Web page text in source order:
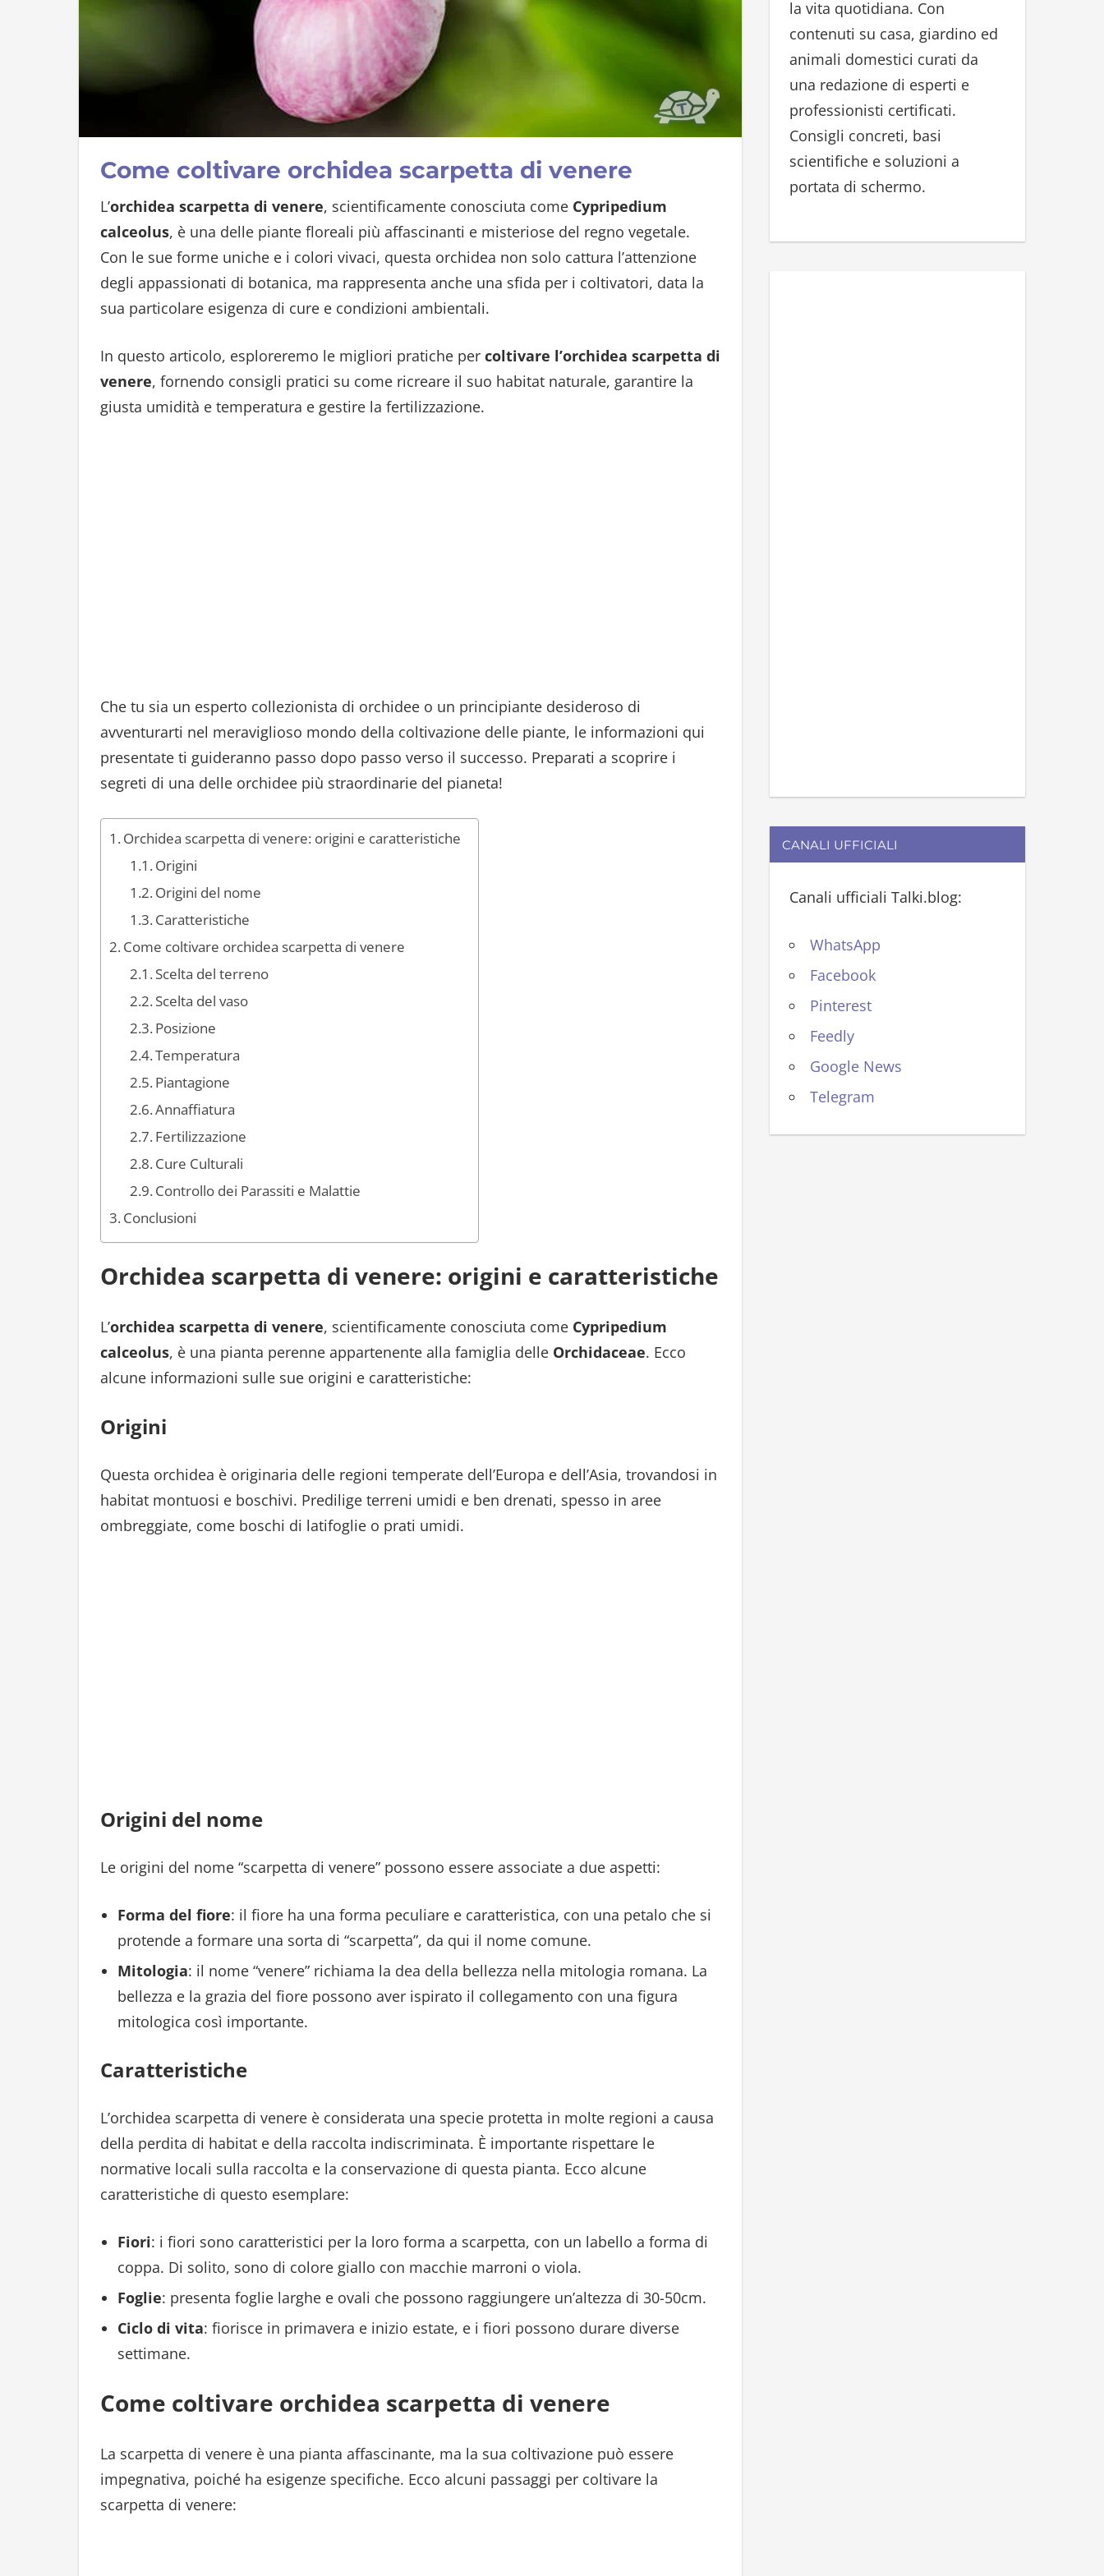
Come coltivare orchidea scarpetta di venere
L’orchidea scarpetta di venere, scientificamente conosciuta come Cypripedium
calceolus, è una delle piante floreali più affascinanti e misteriose del regno vegetale.
Con le sue forme uniche e i colori vivaci, questa orchidea non solo cattura l’attenzione
degli appassionati di botanica, ma rappresenta anche una sfida per i coltivatori, data la
sua particolare esigenza di cure e condizioni ambientali.
In questo articolo, esploreremo le migliori pratiche per coltivare l’orchidea scarpetta di
venere, fornendo consigli pratici su come ricreare il suo habitat naturale, garantire la
giusta umidità e temperatura e gestire la fertilizzazione.
Che tu sia un esperto collezionista di orchidee o un principiante desideroso di
avventurarti nel meraviglioso mondo della coltivazione delle piante, le informazioni qui
presentate ti guideranno passo dopo passo verso il successo. Preparati a scoprire i
segreti di una delle orchidee più straordinarie del pianeta!
Orchidea scarpetta di venere: origini e caratteristiche
Origini
Origini del nome
Caratteristiche
Come coltivare orchidea scarpetta di venere
Scelta del terreno
Scelta del vaso
Posizione
Temperatura
Piantagione
Annaffiatura
Fertilizzazione
Cure Culturali
Controllo dei Parassiti e Malattie
Conclusioni
Orchidea scarpetta di venere: origini e caratteristiche
L’orchidea scarpetta di venere, scientificamente conosciuta come Cypripedium
calceolus, è una pianta perenne appartenente alla famiglia delle Orchidaceae. Ecco
alcune informazioni sulle sue origini e caratteristiche:
Origini
Questa orchidea è originaria delle regioni temperate dell’Europa e dell’Asia, trovandosi in
habitat montuosi e boschivi. Predilige terreni umidi e ben drenati, spesso in aree
ombreggiate, come boschi di latifoglie o prati umidi.
Origini del nome
Le origini del nome “scarpetta di venere” possono essere associate a due aspetti:
Forma del fiore: il fiore ha una forma peculiare e caratteristica, con una petalo che si
protende a formare una sorta di “scarpetta”, da qui il nome comune.
Mitologia: il nome “venere” richiama la dea della bellezza nella mitologia romana. La
bellezza e la grazia del fiore possono aver ispirato il collegamento con una figura
mitologica così importante.
Caratteristiche
L’orchidea scarpetta di venere è considerata una specie protetta in molte regioni a causa
della perdita di habitat e della raccolta indiscriminata. È importante rispettare le
normative locali sulla raccolta e la conservazione di questa pianta. Ecco alcune
caratteristiche di questo esemplare:
Fiori: i fiori sono caratteristici per la loro forma a scarpetta, con un labello a forma di
coppa. Di solito, sono di colore giallo con macchie marroni o viola.
Foglie: presenta foglie larghe e ovali che possono raggiungere un’altezza di 30-50cm.
Ciclo di vita: fiorisce in primavera e inizio estate, e i fiori possono durare diverse
settimane.
Come coltivare orchidea scarpetta di venere
La scarpetta di venere è una pianta affascinante, ma la sua coltivazione può essere
impegnativa, poiché ha esigenze specifiche. Ecco alcuni passaggi per coltivare la
scarpetta di venere:
r
:
la vita quotidiana. Con
contenuti su casa, giardino ed
animali domestici curati da
una redazione di esperti e
professionisti certificati.
Consigli concreti, basi
scientifiche e soluzioni a
portata di schermo.
CANALI UFFICIALI
Canali ufficiali Talki.blog:
WhatsApp
Facebook
Pinterest
Feedly
Google News
Telegram